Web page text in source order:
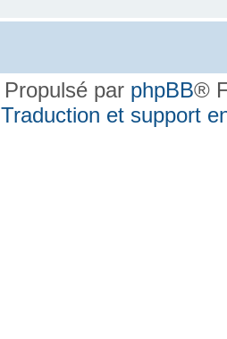
Propulsé par phpBB®
Traduction et support